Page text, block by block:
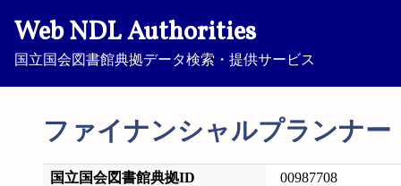
Web NDL Authorities
国立国会図書館典拠データ検索・提供サービス
ファイナンシャルプランナー
国立国会図書館典拠ID 00987708